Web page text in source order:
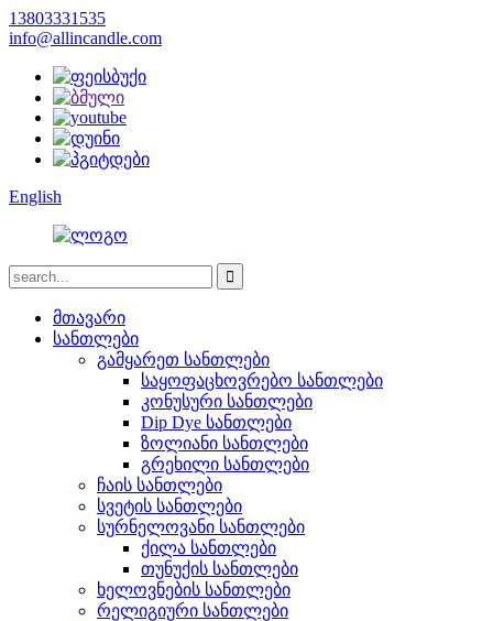
13803331535
info@allincandle.com
English
მთავარი
სანთლები
გამყარეთ სანთლები
საყოფაცხოვრებო სანთლები
კონუსური სანთლები
Dip Dye სანთლები
ზოლიანი სანთლები
გრეხილი სანთლები
ჩაის სანთლები
სვეტის სანთლები
სურნელოვანი სანთლები
ქილა სანთლები
თუნუქის სანთლები
ხელოვნების სანთლები
რელიგიური სანთლები